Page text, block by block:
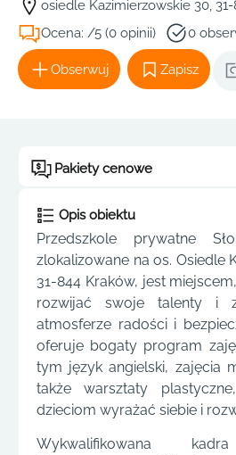
osiedle Kazimierzowskie 30,
Ocena: /5 (0 opinii)
0
Obserwuj Zapisz
Pakiety cenowe
Opis obiektu
Przedszkole prywatne
zlokalizowane na os. Osiedle
31-844 Kraków, jest
rozwijać swoje talenty i
atmosferze radości i
oferuje bogaty program
tym język angielski, zajęcia
także warsztaty
dzieciom wyrażać siebie i
Wykwalifikowana